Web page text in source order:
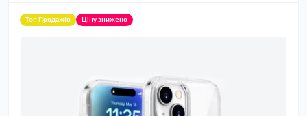
Топ Продажів Ціну знижено